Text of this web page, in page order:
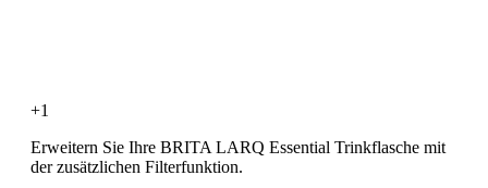
+1
Erweitern Sie Ihre BRITA LARQ Essential Trinkflasche mit
der zusätzlichen Filterfunktion.